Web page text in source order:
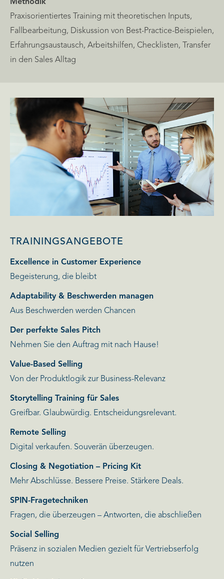
Methodik
Praxisorientiertes Training mit theoretischen Inputs,
Fallbearbeitung, Diskussion von Best-Practice-Beispielen,
Erfahrungsaustausch, Arbeitshilfen, Checklisten, Transfer
in den Sales Alltag
TRAININGSANGEBOTE
Excellence in Customer Experience
Begeisterung, die bleibt
Adaptability & Beschwerden managen
Aus Beschwerden werden Chancen
Der perfekte Sales Pitch
Nehmen Sie den Auftrag mit nach Hause!
Value-Based Selling
Von der Produktlogik zur Business-Relevanz
Storytelling Training für Sales
Greifbar. Glaubwürdig. Entscheidungsrelevant.
Remote Selling
Digital verkaufen. Souverän überzeugen.
Closing & Negotiation – Pricing Kit
Mehr Abschlüsse. Bessere Preise. Stärkere Deals.
SPIN-Fragetechniken
Fragen, die überzeugen – Antworten, die abschließen
Social Selling
Präsenz in sozialen Medien gezielt für Vertriebserfolg
nutzen